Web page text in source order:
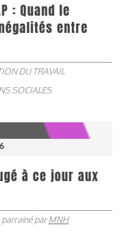
: Quand le
entre
DU TRAVAIL
SOCIALES
à ce jour aux
parrainé parMNH